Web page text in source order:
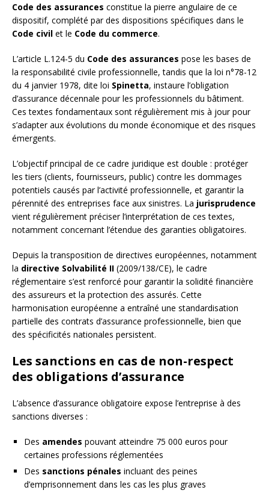
Code des assurances constitue la pierre angulaire de ce
dispositif, complété par des dispositions spécifiques dans le
Code civil et le Code du commerce.
L’article L.124-5 du Code des assurances pose les bases de
la responsabilité civile professionnelle, tandis que la loi n°78-12
du 4 janvier 1978, dite loi Spinetta, instaure l’obligation
d’assurance décennale pour les professionnels du bâtiment.
Ces textes fondamentaux sont régulièrement mis à jour pour
s’adapter aux évolutions du monde économique et des risques
émergents.
L’objectif principal de ce cadre juridique est double : protéger
les tiers (clients, fournisseurs, public) contre les dommages
potentiels causés par l’activité professionnelle, et garantir la
pérennité des entreprises face aux sinistres. La jurisprudence
vient régulièrement préciser l’interprétation de ces textes,
notamment concernant l’étendue des garanties obligatoires.
Depuis la transposition de directives européennes, notamment
la directive Solvabilité II (2009/138/CE), le cadre
réglementaire s’est renforcé pour garantir la solidité financière
des assureurs et la protection des assurés. Cette
harmonisation européenne a entraîné une standardisation
partielle des contrats d’assurance professionnelle, bien que
des spécificités nationales persistent.
Les sanctions en cas de non-respect
des obligations d’assurance
L’absence d’assurance obligatoire expose l’entreprise à des
sanctions diverses :
Des amendes pouvant atteindre 75 000 euros pour
certaines professions réglementées
Des sanctions pénales incluant des peines
d’emprisonnement dans les cas les plus graves